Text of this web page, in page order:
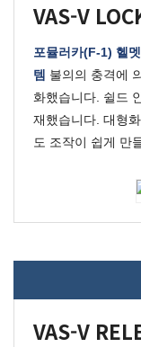
VAS-V
포뮬러카(F-1) 헬
템 불의의 충격에
화했습니다. 쉴드
재했습니다. 대형
도 조작이 쉽게 만
VAS-V